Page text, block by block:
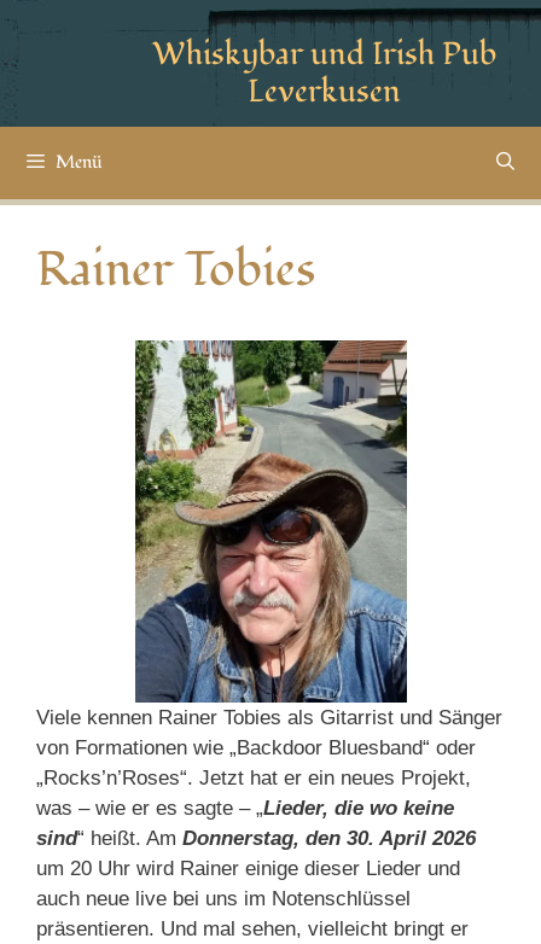
Whiskybar und Irish Pub
Leverkusen
Menü
Rainer Tobies
Viele kennen Rainer Tobies als Gitarrist und Sänger
von Formationen wie „Backdoor Bluesband“ oder
„Rocks’n’Roses“. Jetzt hat er ein neues Projekt,
was – wie er es sagte – „Lieder, die wo keine
sind“ heißt. Am Donnerstag, den 30. April 2026
um 20 Uhr wird Rainer einige dieser Lieder und
auch neue live bei uns im Notenschlüssel
präsentieren. Und mal sehen, vielleicht bringt er